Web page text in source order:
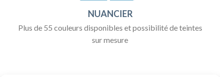
NUANCIER
Plus de 55 couleurs disponibles et possibilité de teintes
sur mesure